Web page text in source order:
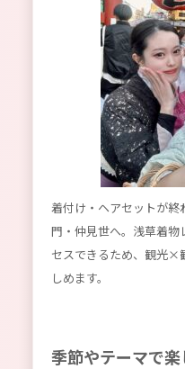
着付け・ヘアセットが終
門・仲見世へ。浅草着物
セスできるため、観光×
しめます。
季節やテーマで